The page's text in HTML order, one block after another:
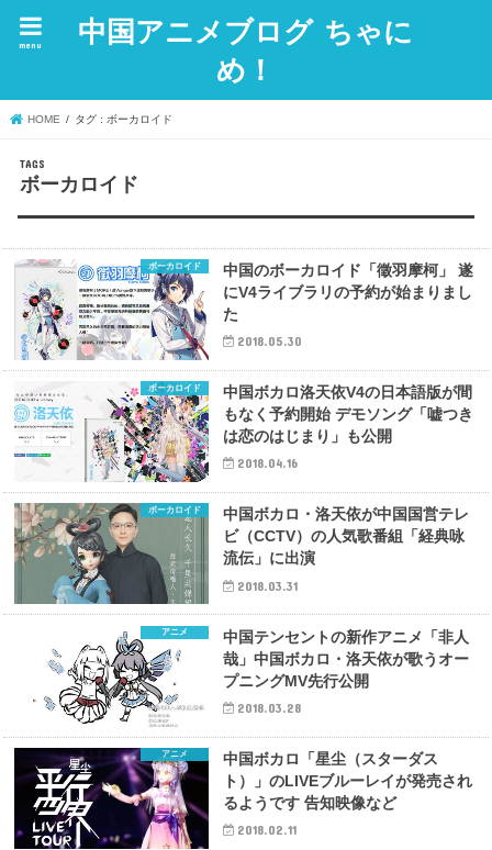
中国アニメブログ ちゃに
め！
menu
HOME タグ : ボーカロイド
ボーカロイド
ボーカロイド
中国のボーカロイド「徵羽摩柯」 遂
にV4ライブラリの予約が始まりまし
た
2018.05.30
ボーカロイド
中国ボカロ洛天依V4の日本語版が間
もなく予約開始 デモソング「嘘つき
は恋のはじまり」も公開
2018.04.16
ボーカロイド
中国ボカロ・洛天依が中国国営テレ
ビ（CCTV）の人気歌番組「経典咏
流伝」に出演
2018.03.31
アニメ
中国テンセントの新作アニメ「非人
哉」中国ボカロ・洛天依が歌うオー
プニングMV先行公開
2018.03.28
アニメ
中国ボカロ「星尘（スターダス
ト）」のLIVEブルーレイが発売され
るようです 告知映像など
2018.02.11